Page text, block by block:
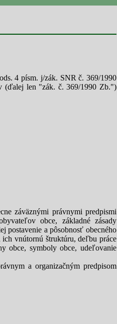
4 písm. j/zák. SNR č. 369/1990
(ďalej len "zák. č. 369/1990 Zb.")
záväznými právnymi predpismi
obce, základné zásady
postavenie a pôsobnosť obecného
ich vnútornú štruktúru, deľbu práce
obce, symboly obce, udeľovanie
a organizačným predpisom